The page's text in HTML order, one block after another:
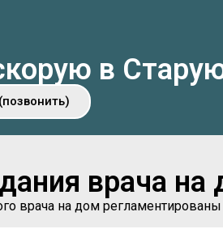
в
врача на
врача на дом